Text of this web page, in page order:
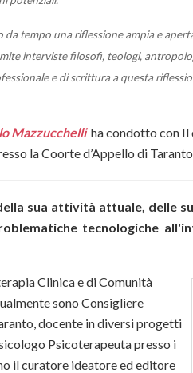
da tempo una riflessione ampia e
interviste filosofi, teologi,
e di scrittura a questa
Mazzucchelli ha condotto con
la Coorte d’Appello di Taranto
sua attività attuale, delle
tecnologiche
Clinica e di Comunità
sono Consigliere
docente in diversi progetti
Psicoterapeuta presso i
il curatore ideatore ed editore